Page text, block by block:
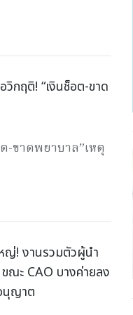
กฤติ! “เงินช็อต-ขาด
-ขาดพยาบาล”เหตุ
ญ่! งานรวมตัวผู้นำ
ณะ CAO บางค่ายลง
นุญาต